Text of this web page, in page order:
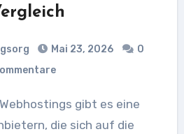
Mai 23, 2026
0
die sich auf die